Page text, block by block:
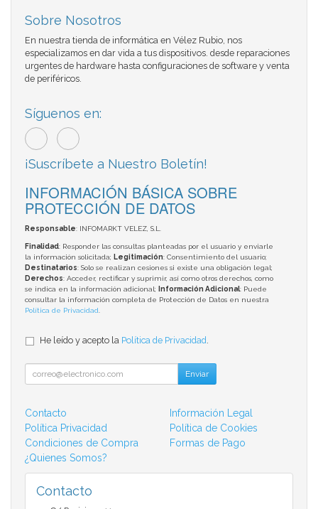
Sobre Nosotros
En nuestra tienda de informática en Vélez Rubio, nos
especializamos en dar vida a tus dispositivos. desde reparaciones
urgentes de hardware hasta configuraciones de software y venta
de periféricos.
Síguenos en:
¡Suscríbete a Nuestro Boletín!
INFORMACIÓN BÁSICA SOBRE
PROTECCIÓN DE DATOS
Responsable: INFOMARKT VELEZ, S.L.
Finalidad: Responder las consultas planteadas por el usuario y enviarle
la información solicitada; Legitimación: Consentimiento del usuario;
Destinatarios: Solo se realizan cesiones si existe una obligación legal;
Derechos: Acceder, rectificar y suprimir, así como otros derechos, como
se indica en la información adicional;
Información Adicional: Puede
consultar la información completa de Protección de Datos en nuestra
Política de Privacidad.
He leído y acepto la Política de Privacidad.
Enviar
Contacto
Información Legal
Política Privacidad
Política de Cookies
Condiciones de Compra
Formas de Pago
¿Quienes Somos?
Contacto